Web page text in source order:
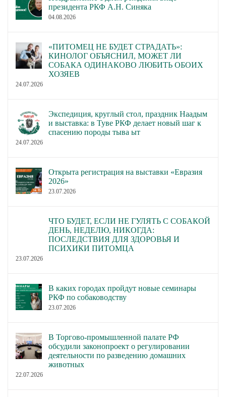
президента РКФ А.Н. Синяка
04.08.2026
«ПИТОМЕЦ НЕ БУДЕТ СТРАДАТЬ»:
КИНОЛОГ ОБЪЯСНИЛ, МОЖЕТ ЛИ
СОБАКА ОДИНАКОВО ЛЮБИТЬ ОБОИХ
ХОЗЯЕВ
24.07.2026
Экспедиция, круглый стол, праздник Наадым
и выставка: в Туве РКФ делает новый шаг к
спасению породы тыва ыт
24.07.2026
Открыта регистрация на выставки «Евразия
2026»
23.07.2026
ЧТО БУДЕТ, ЕСЛИ НЕ ГУЛЯТЬ С СОБАКОЙ
ДЕНЬ, НЕДЕЛЮ, НИКОГДА:
ПОСЛЕДСТВИЯ ДЛЯ ЗДОРОВЬЯ И
ПСИХИКИ ПИТОМЦА
23.07.2026
В каких городах пройдут новые семинары
РКФ по собаководству
23.07.2026
В Торгово-промышленной палате РФ
обсудили законопроект о регулировании
деятельности по разведению домашних
животных
22.07.2026